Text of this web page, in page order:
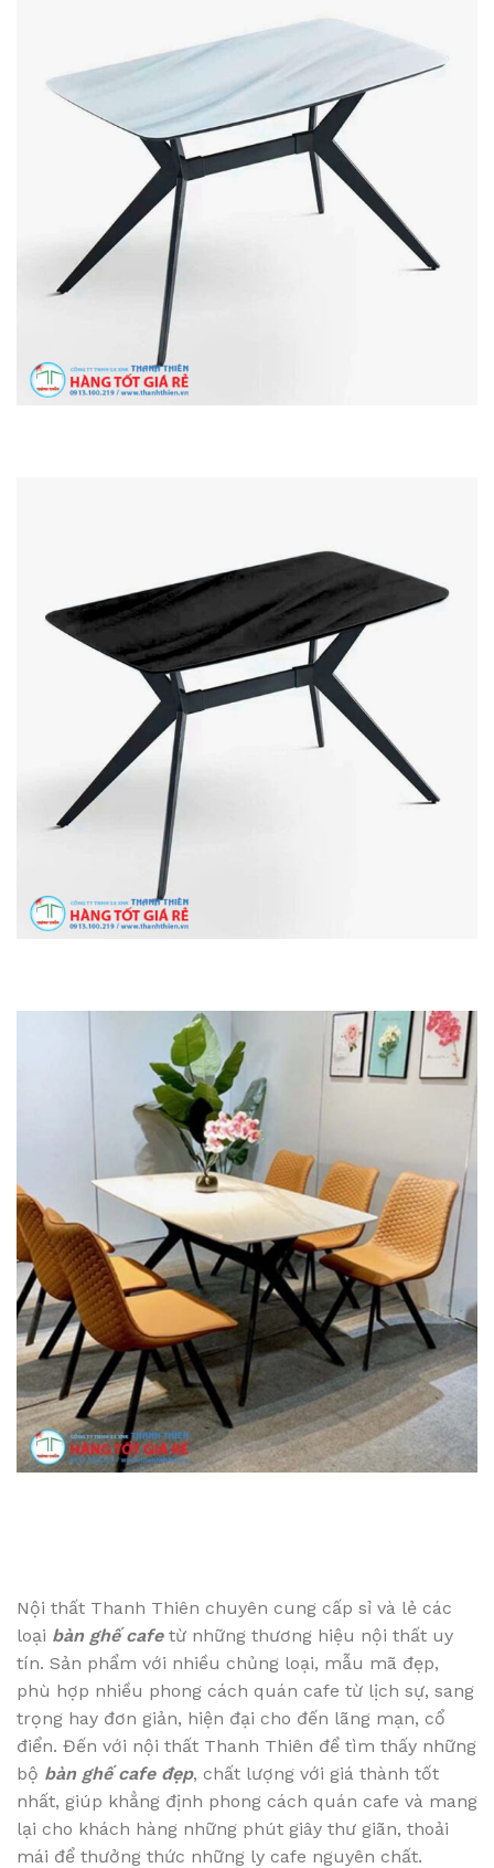
Nội thất Thanh Thiên chuyên cung cấp sỉ và lẻ các
loại bàn ghế cafetừ những thương hiệu nội thất uy
tín. Sản phẩm với nhiều chủng loại, mẫu mã đẹp,
phù hợp nhiều phong cách quán cafe từ lịch sự, sang
trọng hay đơn giản, hiện đại cho đến lãng mạn, cổ
điển. Đến với nội thất Thanh Thiên để tìm thấy những
bộ bàn ghế cafe đẹp, chất lượng với giá thành tốt
nhất, giúp khẳng định phong cách quán cafe và mang
lại cho khách hàng những phút giây thư giãn, thoải
mái để thưởng thức những ly cafe nguyên chất.